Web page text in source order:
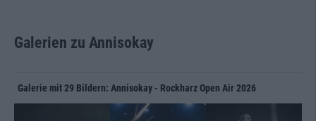
Galerien zu Annisokay
Galerie mit 29 Bildern: Annisokay - Rockharz Open Air 2026